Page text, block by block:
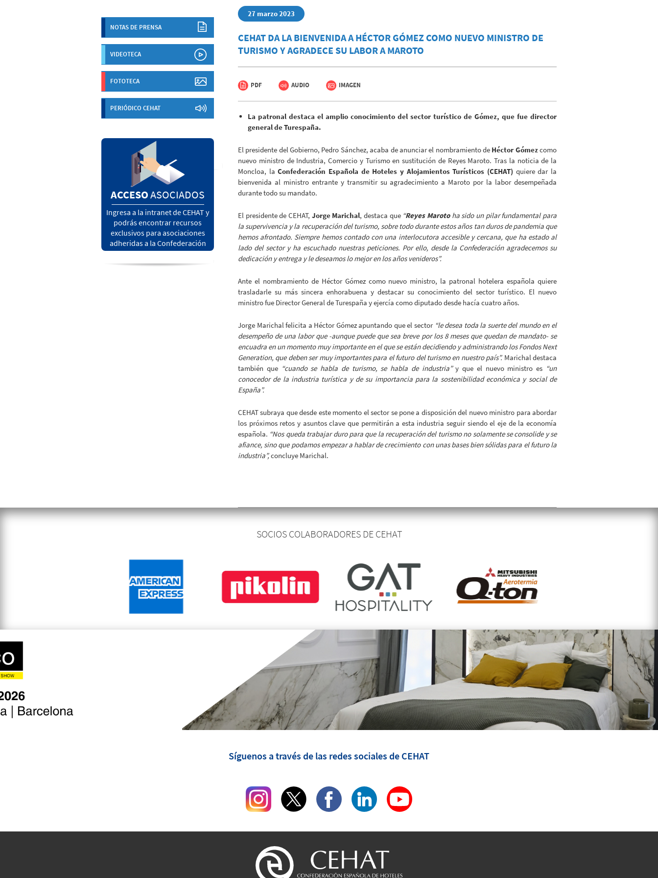
NOTAS DE PRENSA
VIDEOTECA
FOTOTECA
PERIÓDICO CEHAT
ACCESOASOCIADOS
Ingresa a la intranet de CEHAT y
podrás encontrar recursos
exclusivos para asociaciones
adheridas a la Confederación
27 marzo 2023
CEHAT DA LA BIENVENIDA A HÉCTOR GÓMEZ COMO NUEVO MINISTRO DE
TURISMO Y AGRADECE SU LABOR A MAROTO
PDF AUDIO IMAGEN
La patronal destaca el amplio conocimiento del sector turístico de Gómez, que fue director
general de Turespaña.
El presidente del Gobierno, Pedro Sánchez, acaba de anunciar el nombramiento de Héctor Gómezcomo
nuevo ministro de Industria, Comercio y Turismo en sustitución de Reyes Maroto. Tras la noticia de la
Moncloa, la Confederación Española de Hoteles y Alojamientos Turísticos (CEHAT) quiere dar la
bienvenida al ministro entrante y transmitir su agradecimiento a Maroto por la labor desempeñada
durante todo su mandato.
El presidente de CEHAT, Jorge Marichal, destaca que “Reyes Marotoha sido un pilar fundamental para
la supervivencia y la recuperación del turismo, sobre todo durante estos años tan duros de pandemia que
hemos afrontado. Siempre hemos contado con una interlocutora accesible y cercana, que ha estado al
lado del sector y ha escuchado nuestras peticiones. Por ello, desde la Confederación agradecemos su
dedicación y entrega y le deseamos lo mejor en los años venideros”.
Ante el nombramiento de Héctor Gómez como nuevo ministro, la patronal hotelera española quiere
trasladarle su más sincera enhorabuena y destacar su conocimiento del sector turístico. El nuevo
ministro fue Director General de Turespaña y ejercía como diputado desde hacía cuatro años.
Jorge Marichal felicita a Héctor Gómez apuntando que el sector “le desea toda la suerte del mundo en el
desempeño de una labor que -aunque puede que sea breve por los 8 meses que quedan de mandato- se
encuadra en un momento muy importante en el que se están decidiendo y administrando los Fondos Next
Generation, que deben ser muy importantes para el futuro del turismo en nuestro país”. Marichal destaca
también que “cuando se habla de turismo, se habla de industria”y que el nuevo ministro es “un
conocedor de la industria turística y de su importancia para la sostenibilidad económica y social de
España”.
CEHAT subraya que desde este momento el sector se pone a disposición del nuevo ministro para abordar
los próximos retos y asuntos clave que permitirán a esta industria seguir siendo el eje de la economía
española. “Nos queda trabajar duro para que la recuperación del turismo no solamente se consolide y se
afiance, sino que podamos empezar a hablar de crecimiento con unas bases bien sólidas para el futuro la
industria”,concluye Marichal.
SOCIOS COLABORADORES DE CEHAT
Síguenos a través de las redes sociales de CEHAT